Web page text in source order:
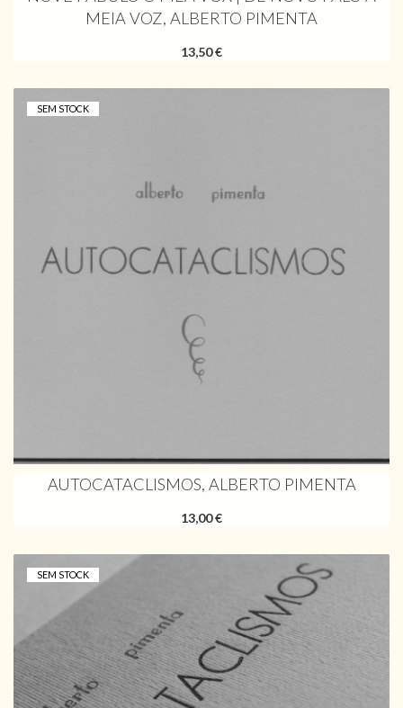
MEIA VOZ, ALBERTO PIMENTA
13,50 €
SEM STOCK
AUTOCATACLISMOS, ALBERTO PIMENTA
13,00 €
SEM STOCK